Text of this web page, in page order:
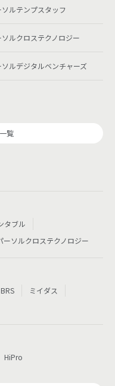
ソルテンプスタッフ
ソルクロステクノロジー
ソルデジタルベンチャーズ
覧
タブル
ーソルクロステクノロジー
BRS
ミイダス
HiPro